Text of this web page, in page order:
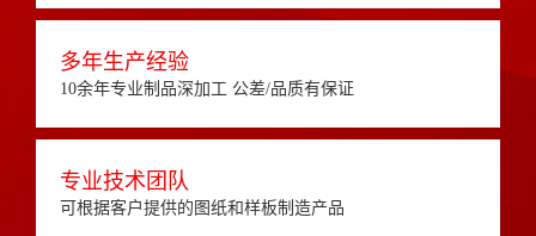
多年生产经验
10余年专业制品深加工 公差/品质有保证
专业技术团队
可根据客户提供的图纸和样板制造产品